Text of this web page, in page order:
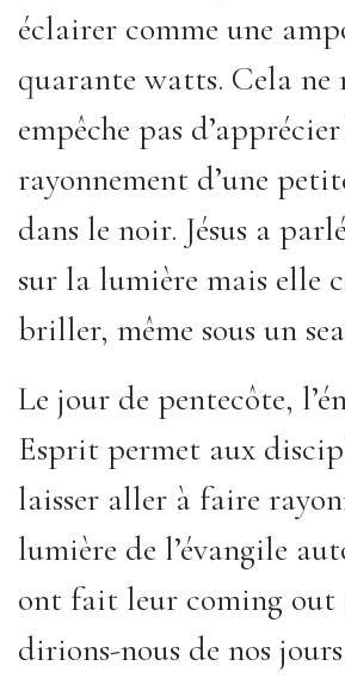
éclairer comme une
quarante watts. Cela ne
empêche pas
rayonnement d’une
dans le noir. Jésus a
sur la lumière mais elle
briller, même sous un
Le jour de pentecôte,
Esprit permet aux
laisser aller à faire
lumière de l’évangile
ont fait leur coming
dirions-nous de nos